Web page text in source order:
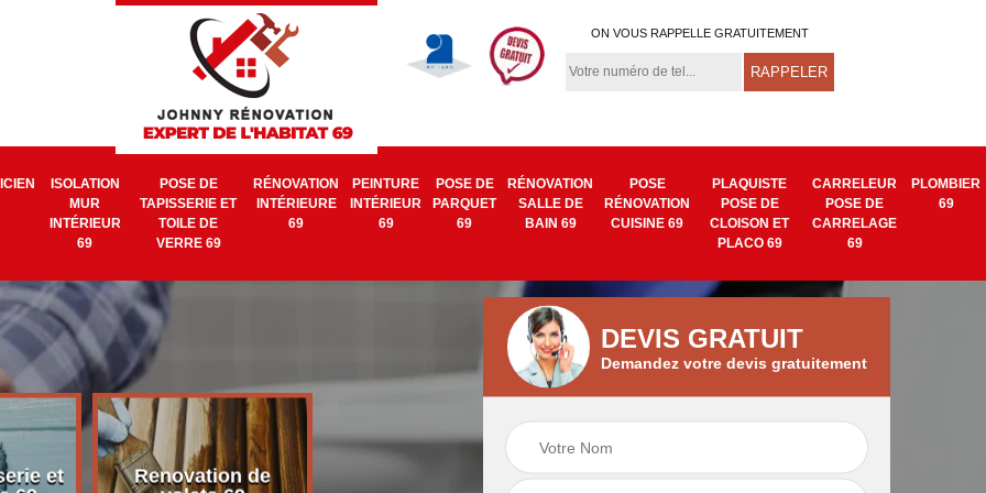
ON VOUS RAPPELLE GRATUITEMENT
ISOLATION
MUR
INTÉRIEUR
69
POSE DE
TAPISSERIE ET
TOILE DE
VERRE 69
RÉNOVATION
INTÉRIEURE
69
PEINTURE
INTÉRIEUR
69
POSE DE
PARQUET
69
RÉNOVATION
SALLE DE
BAIN 69
POSE
RÉNOVATION
CUISINE 69
PLAQUISTE
POSE DE
CLOISON ET
PLACO 69
CARRELEUR
POSE DE
CARRELAGE
69
PLOMBIER
69
et
Renovation de
Isolation mur
Pose de tapisserie
DEVIS GRATUIT
Demandez votre devis gratuitement